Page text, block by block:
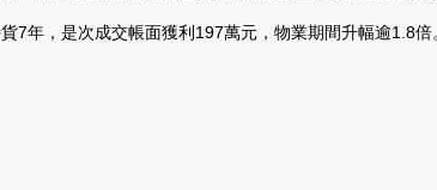
，是次成交帳面獲利197萬元，物業期間升幅逾1.8倍